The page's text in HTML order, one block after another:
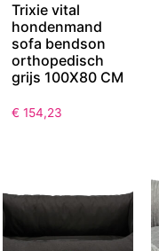
Trixie vital
hondenmand
sofa bendson
orthopedisch
grijs 100X80 CM
€ 154,23